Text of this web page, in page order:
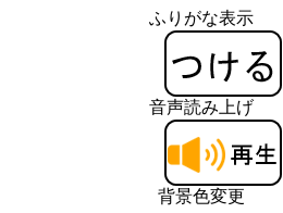
ふりがな表示
音声読み上げ
背景色変更